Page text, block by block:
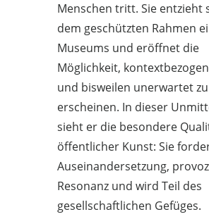
Menschen tritt. Sie entzieht
dem geschützten Rahmen
Museums und eröffnet die
Möglichkeit,
und bisweilen unerwartet zu
erscheinen. In dieser
sieht er die besondere
öffentlicher Kunst: Sie
Auseinandersetzung,
Resonanz und wird Teil des
gesellschaftlichen Gefüges.